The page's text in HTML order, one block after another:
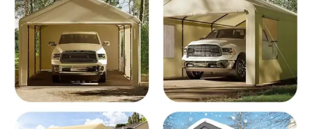
ニ
ュ
ー